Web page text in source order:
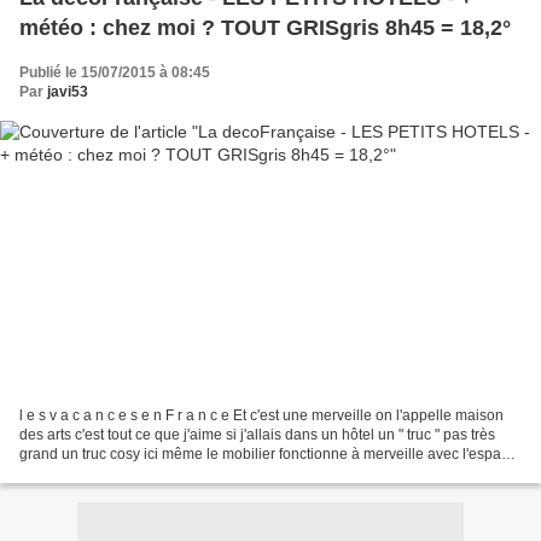
météo : chez moi ? TOUT GRISgris 8h45 = 18,2°
Publié le 15/07/2015 à 08:45
Par javi53
l e s v a c a n c e s e n F r a n c e Et c'est une merveille on l'appelle maison
des arts c'est tout ce que j'aime si j'allais dans un hôtel un " truc " pas très
grand un truc cosy ici même le mobilier fonctionne à merveille avec l'espace